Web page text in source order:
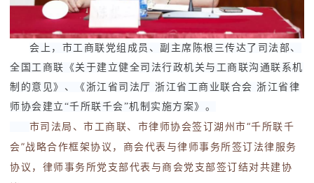
会上，市工商联党组成员、副主席陈根三传达了司法部、
全国工商联《关于建立健全司法行政机关与工商联沟通联系机
制的意见》、《浙江省司法厅 浙江省工商业联合会 浙江省律
师协会建立“千所联千会”机制实施方案》。
市司法局、市工商联、市律师协会签订湖州市“千所联千
会”战略合作框架协议，商会代表与律师事务所签订法律服务
协议，律师事务所党支部代表与商会党支部签订结对共建协